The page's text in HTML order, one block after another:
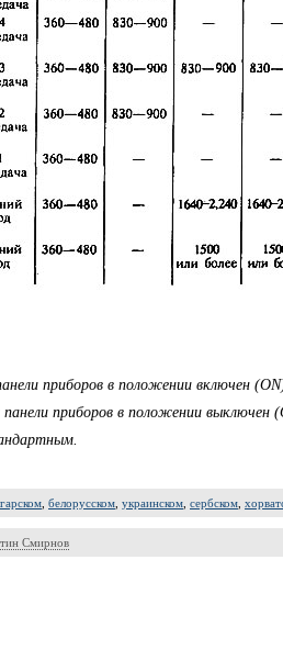
приборов в положении включен
приборов в положении выключен
белорусском украинском сербском
Смирнов